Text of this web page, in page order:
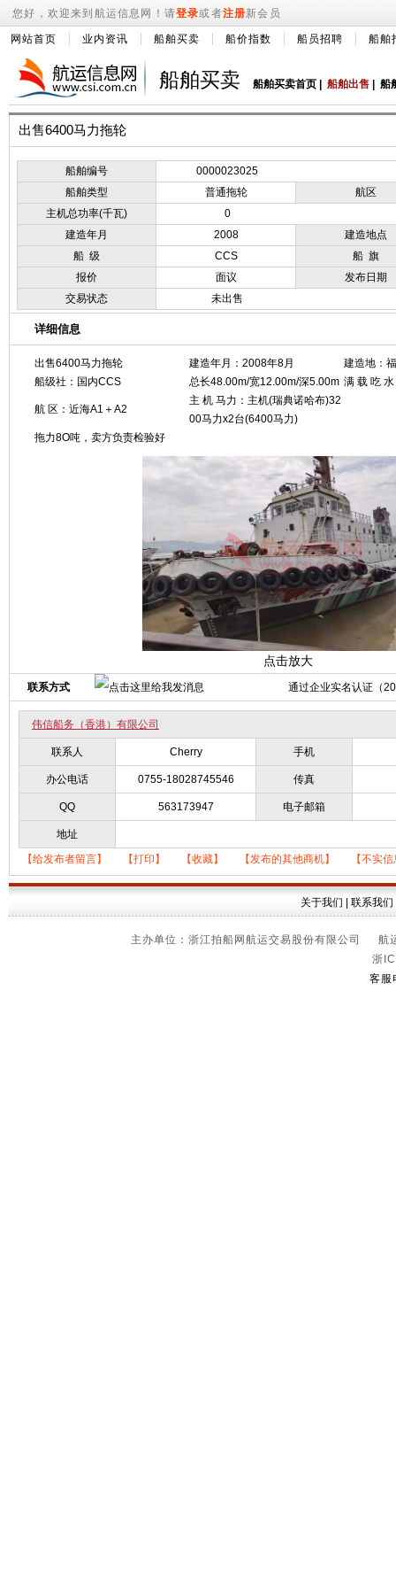
您好，欢迎来到航运信息网！请登录或者注册新会员
网站首页 业内资讯 船舶买卖 船价指数 船员招聘 船舶
船舶买卖 船舶买卖首页 船舶出售 船
出售6400马力拖轮
船舶编号
0000023025
船舶类型
普通拖轮
航区
主机总功率(千瓦)
0
建造年月
2008
建造地点
船 级
CCS
船 旗
报价
面议
发布日期
交易状态
未出售
详细信息
出售6400马力拖轮 建造年月：2008年8月
建造地：
船级社：国内CCS
总长48.00m/宽12.00m/深5.00m 满 载 吃
航 区：近海A1＋A2
主 机 马力：主机(瑞典诺哈布)32
00马力x2台(6400马力)
拖力8O吨，卖方负责检验好
点击放大
联系方式 通过企业实名认证（
伟信船务（香港）有限公司
联系人 Cherry 手机
办公电话 0755-18028745546 传真
QQ 563173947 电子邮箱
地址
【给发布者留言】
【打印】 【收藏】 【发布的其他商机】 【不实
关于我们 联系我们
主办单位：浙江拍船网航运交易股份有限公司
浙
客服